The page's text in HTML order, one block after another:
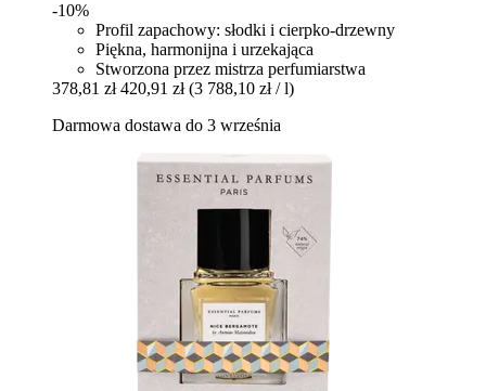
-10%
Profil zapachowy: słodki i cierpko-drzewny
Piękna, harmonijna i urzekająca
Stworzona przez mistrza perfumiarstwa
378,81 zł 420,91 zł (3 788,10 zł / l)
Darmowa dostawa do 3 września